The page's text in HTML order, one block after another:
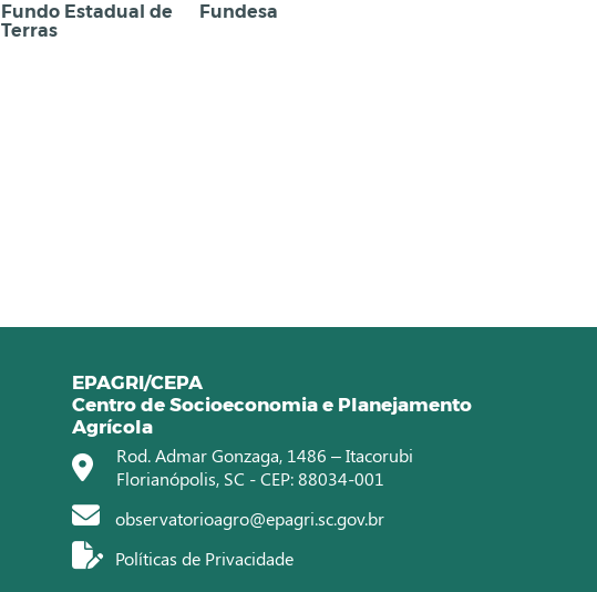
Fundo Estadual de
Terras
Fundesa
EPAGRI/CEPA
Centro de Socioeconomia e Planejamento
Agrícola
Rod. Admar Gonzaga, 1486 – Itacorubi
Florianópolis, SC - CEP: 88034-001
observatorioagro@epagri.sc.gov.br
Políticas de Privacidade